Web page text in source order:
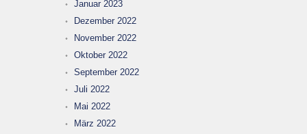
Januar 2023
Dezember 2022
November 2022
Oktober 2022
September 2022
Juli 2022
Mai 2022
März 2022